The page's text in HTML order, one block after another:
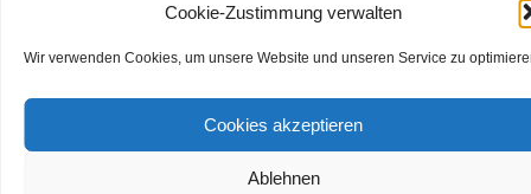
Cookie-Zustimmung verwalten
Wir verwenden Cookies, um unsere Website und unseren Service zu
Cookies akzeptieren
Ablehnen